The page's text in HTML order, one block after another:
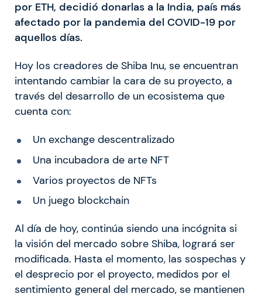
por ETH, decidió donarlas a la India, país más
afectado por la pandemia del COVID-19 por
aquellos días.
Hoy los creadores de Shiba Inu, se encuentran
intentando cambiar la cara de su proyecto, a
través del desarrollo de un ecosistema que
cuenta con:
Un exchange descentralizado
Una incubadora de arte NFT
Varios proyectos de NFTs
Un juego blockchain
Al día de hoy, continúa siendo una incógnita si
la visión del mercado sobre Shiba, logrará ser
modificada. Hasta el momento, las sospechas y
el desprecio por el proyecto, medidos por el
sentimiento general del mercado, se mantienen